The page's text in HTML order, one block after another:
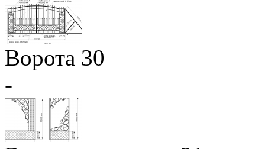
Ворота 30
-